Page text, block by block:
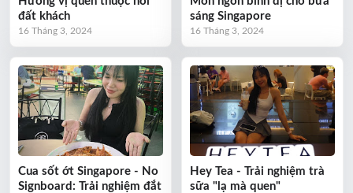
đất khách
16 Tháng 3, 2024
sáng Singapore
16 Tháng 3, 2024
Cua sốt ớt Singapore - No
Signboard: Trải nghiệm đắt
Hey Tea - Trải nghiệm trà
sữa "lạ mà quen"